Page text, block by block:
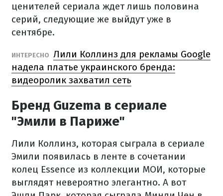
ценителей сериала ждет лишь половина
серий, следующие же выйдут уже в
сентябре.
ИНТЕРЕСНО Лили Коллинз для рекламы Google
надела платье украинского бренда:
видеоролик захватил сеть
Бренд Guzema в сериале
"Эмили в Париже"
Лили Коллинз, которая сыграла в сериале
Эмили появилась в ленте в сочетании
колец Essence из коллекции МОИ, которые
выглядят невероятно элегантно. А вот